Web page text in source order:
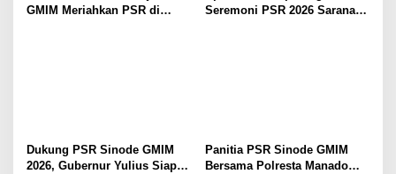
GMIM Meriahkan PSR di
Seremoni PSR 2026 Sarana
Dukung PSR Sinode GMIM
2026, Gubernur Yulius Siap
Panitia PSR Sinode GMIM
Bersama Polresta Manado